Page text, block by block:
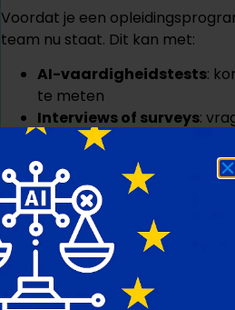
Voordat je een
team nu staat. Dit kan met:
AI-vaardigheidstests:
te meten
Interviews of surveys:
ze tegenaan lopen
Praktijkcases
: laat
en evalueer de aanpak
Deze metingen helpen om
van generieke sessies die
Praktische
vergroten